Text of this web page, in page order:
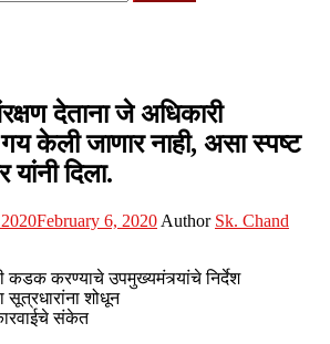
देताना जे अधिकारी
केली जाणार नाही, असा स्पष्ट
यांनी दिला.
February 6, 2020 Author Sk. Chand
कडक करण्याचे उपमुख्यमंत्र्यांचे निर्देश
सूत्रधारांना शोधून
संकेत